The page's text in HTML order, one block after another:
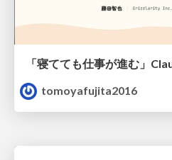
tomoyafujita2016